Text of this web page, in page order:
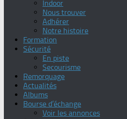
Indoor
Nous trouver
Adhérer
Notre histoire
Formation
Sécurité
En piste
Secourisme
Remorquage
Actualités
Albums
Bourse d’échange
Voir les annonces